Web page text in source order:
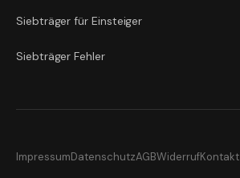
Siebträger für Einsteiger
Siebträger Fehler
ImpressumDatenschutzAGBWiderrufKontakt